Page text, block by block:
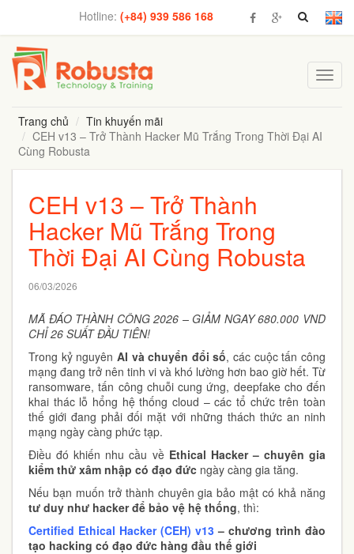
Hotline: (+84) 939 586 168
Trang chủ
Tin khuyến mãi
CEH v13 – Trở Thành Hacker Mũ Trắng Trong Thời Đại AI
Cùng Robusta
CEH v13 – Trở Thành
Hacker Mũ Trắng Trong
Thời Đại AI Cùng Robusta
06/03/2026
MÃ ĐÁO THÀNH CÔNG 2026 – GIẢM NGAY 680.000 VND
CHỈ 26 SUẤT ĐẦU TIÊN!
Trong kỷ nguyên AI và chuyển đổi số, các cuộc tấn công
mạng đang trở nên tinh vi và khó lường hơn bao giờ hết. Từ
ransomware, tấn công chuỗi cung ứng, deepfake cho đến
khai thác lỗ hổng hệ thống cloud – các tổ chức trên toàn
thế giới đang phải đối mặt với những thách thức an ninh
mạng ngày càng phức tạp.
Điều đó khiến nhu cầu về Ethical Hacker – chuyên gia
kiểm thử xâm nhập có đạo đức ngày càng gia tăng.
Nếu bạn muốn trở thành chuyên gia bảo mật có khả năng
tư duy như hacker để bảo vệ hệ thống, thì:
Certified Ethical Hacker (CEH) v13 – chương trình đào
tạo hacking có đạo đức hàng đầu thế giới